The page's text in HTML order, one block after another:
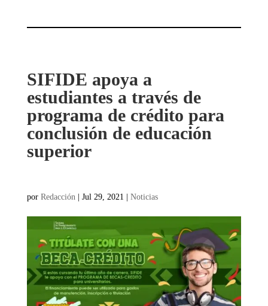
SIFIDE apoya a
estudiantes a través de
programa de crédito para
conclusión de educación
superior
por Redacción | Jul 29, 2021 | Noticias